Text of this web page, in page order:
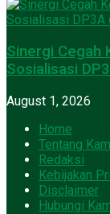
Sinergi Cegah
Sosialisasi
August 1, 2026
Home
Tentang
Redaksi
Kebijakan
Disclaimer
Hubungi